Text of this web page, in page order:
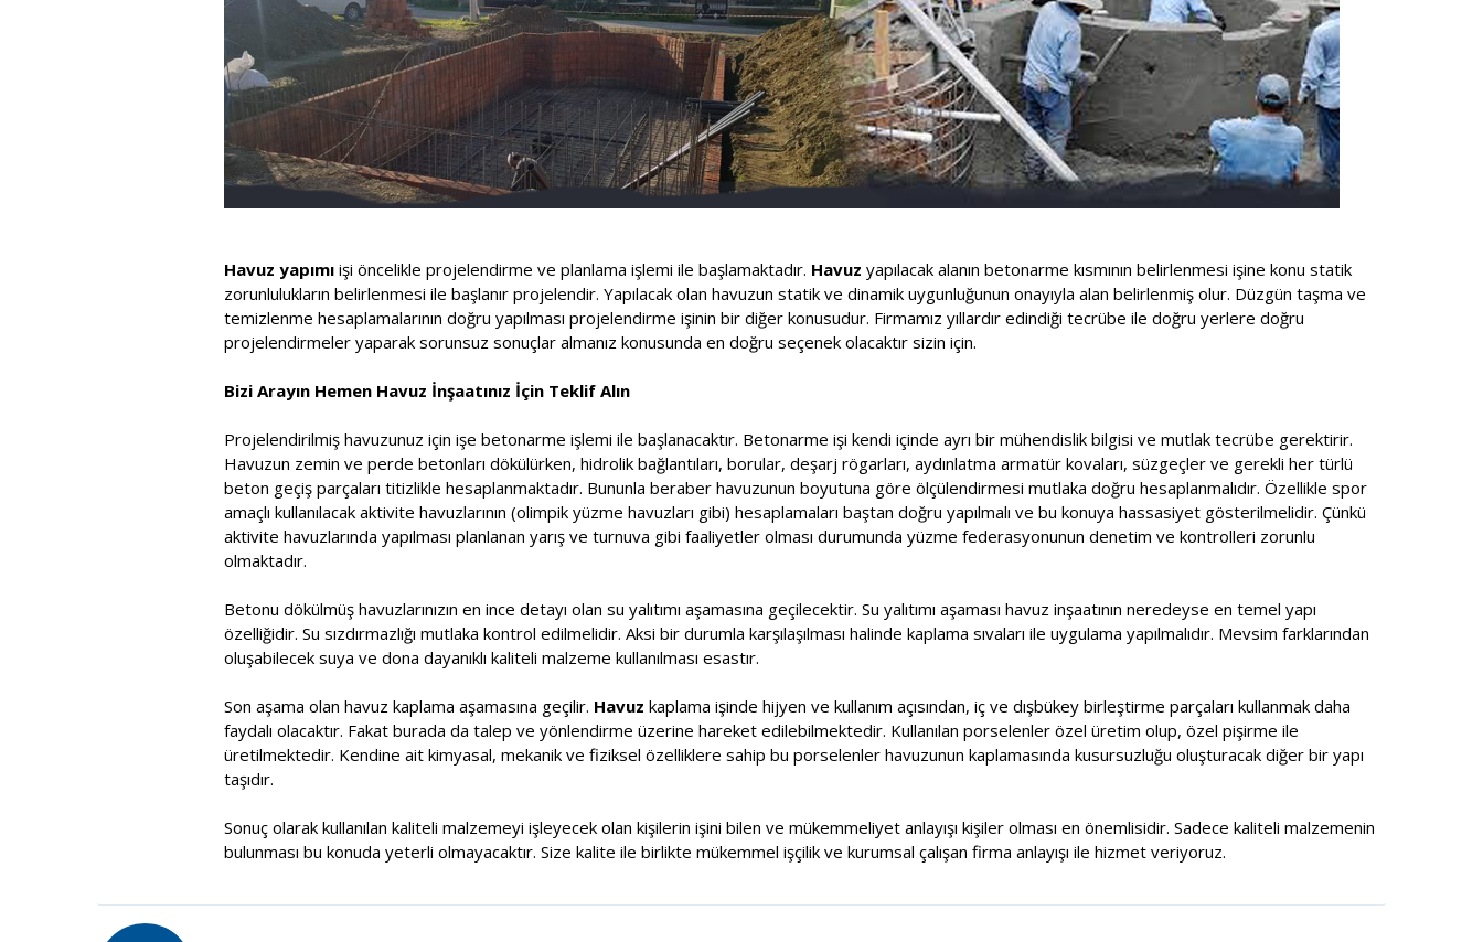
Havuz yapımı işi öncelikle projelendirme ve planlama işlemi ile başlamaktadır. Havuz yapılacak alanın betonarme kısmının belirlenmesi işine konu statik
zorunlulukların belirlenmesi ile başlanır projelendir. Yapılacak olan havuzun statik ve dinamik uygunluğunun onayıyla alan belirlenmiş olur. Düzgün taşma ve
temizlenme hesaplamalarının doğru yapılması projelendirme işinin bir diğer konusudur. Firmamız yıllardır edindiği tecrübe ile doğru yerlere doğru
projelendirmeler yaparak sorunsuz sonuçlar almanız konusunda en doğru seçenek olacaktır sizin için.
Bizi Arayın Hemen Havuz İnşaatınız İçin Teklif Alın
Projelendirilmiş havuzunuz için işe betonarme işlemi ile başlanacaktır. Betonarme işi kendi içinde ayrı bir mühendislik bilgisi ve mutlak tecrübe gerektirir.
Havuzun zemin ve perde betonları dökülürken, hidrolik bağlantıları, borular, deşarj rögarları, aydınlatma armatür kovaları, süzgeçler ve gerekli her türlü
beton geçiş parçaları titizlikle hesaplanmaktadır. Bununla beraber havuzunun boyutuna göre ölçülendirmesi mutlaka doğru hesaplanmalıdır. Özellikle spor
amaçlı kullanılacak aktivite havuzlarının (olimpik yüzme havuzları gibi) hesaplamaları baştan doğru yapılmalı ve bu konuya hassasiyet gösterilmelidir. Çünkü
aktivite havuzlarında yapılması planlanan yarış ve turnuva gibi faaliyetler olması durumunda yüzme federasyonunun denetim ve kontrolleri zorunlu
olmaktadır.
Betonu dökülmüş havuzlarınızın en ince detayı olan su yalıtımı aşamasına geçilecektir. Su yalıtımı aşaması havuz inşaatının neredeyse en temel yapı
özelliğidir. Su sızdırmazlığı mutlaka kontrol edilmelidir. Aksi bir durumla karşılaşılması halinde kaplama sıvaları ile uygulama yapılmalıdır. Mevsim farklarından
oluşabilecek suya ve dona dayanıklı kaliteli malzeme kullanılması esastır.
Son aşama olan havuz kaplama aşamasına geçilir. Havuz kaplama işinde hijyen ve kullanım açısından, iç ve dışbükey birleştirme parçaları kullanmak daha
faydalı olacaktır. Fakat burada da talep ve yönlendirme üzerine hareket edilebilmektedir. Kullanılan porselenler özel üretim olup, özel pişirme ile
üretilmektedir. Kendine ait kimyasal, mekanik ve fiziksel özelliklere sahip bu porselenler havuzunun kaplamasında kusursuzluğu oluşturacak diğer bir yapı
taşıdır.
Sonuç olarak kullanılan kaliteli malzemeyi işleyecek olan kişilerin işini bilen ve mükemmeliyet anlayışı kişiler olması en önemlisidir. Sadece kaliteli malzemenin
bulunması bu konuda yeterli olmayacaktır. Size kalite ile birlikte mükemmel işçilik ve kurumsal çalışan firma anlayışı ile hizmet veriyoruz.